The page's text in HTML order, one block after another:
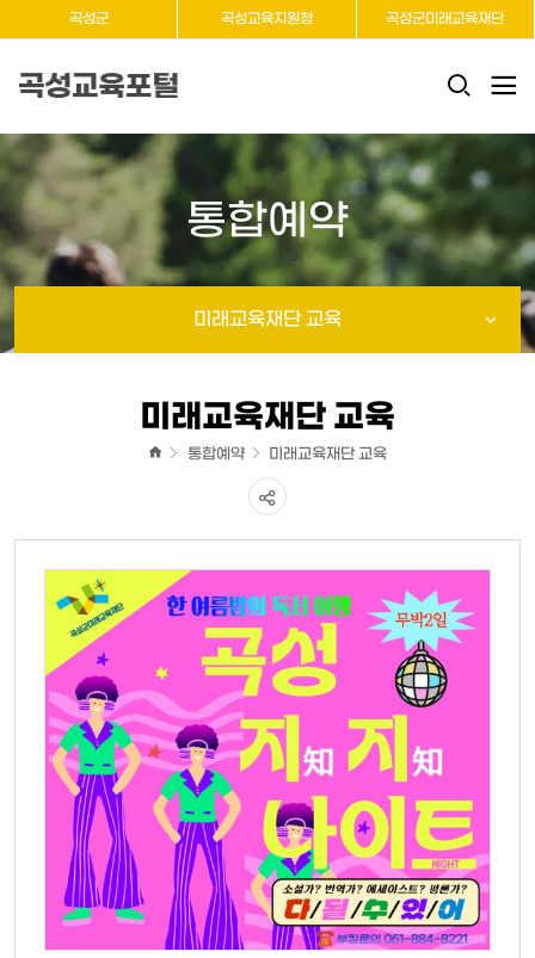
곡성군 곡성교육지원청 곡성군미래교육재단
색
창
열
기
통합예약
미래교육재단 교육
홈
통합예약 미래교육재단 교육
미래교육재단 교육
공
유
하
기